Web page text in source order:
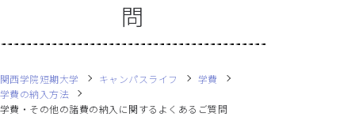
問
関西学院短期大学 キャンパスライフ
学費
学費の納入方法
学費・その他の諸費の納入に関するよくあるご質問